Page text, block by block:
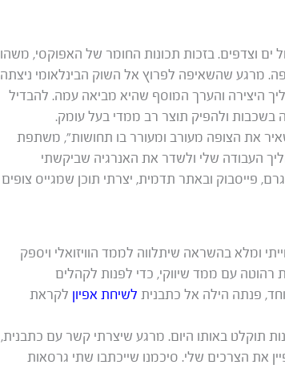
וצדפים. בזכות תכונות החומר של האפוקסי, משהו
מרגע שהשאיפה לפרוץ אל השוק הבינלאומי ניצתה
היצירה והערך המוסף שהיא מביאה עמה. להבדיל
בשכבות ולהפיק תוצר רב ממדי בעל עומק.
את הצופה מעורב ומעורר בו תחושות”, משתפת
העבודה שלי ולשדר את האנרגיה שביקשתי
פייסבוק ובאתר תדמית, יצרתי תוכן שמגייס צופים
ומלא בהשראה שיתלווה לממד הוויזואלי ויספק
רהוטה עם ממד שיווקי, כדי לפנות לקהלים
פנתה הילה אל כתבנית לשיחת אפיון לקראת
תוקלט באותו היום. מרגע שיצרתי קשר עם כתבנית,
את הצרכים שלי. סיכמנו שייכתבו שתי גרסאות